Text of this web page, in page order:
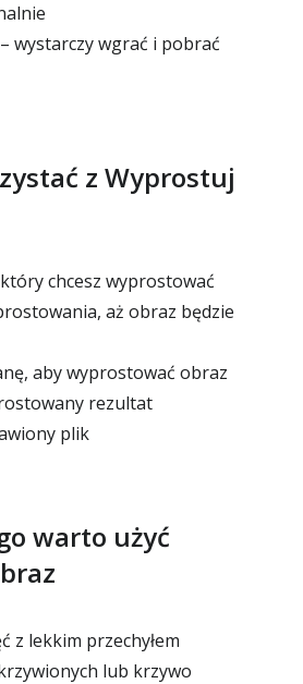
wystarczy wgrać i pobrać
z Wyprostuj
chcesz wyprostować
aż obraz będzie
aby wyprostować obraz
rezultat
plik
warto użyć
z lekkim przechyłem
lub krzywo